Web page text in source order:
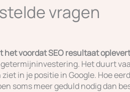
vragen
het voordat SEO resultaat
Het duurt
in je positie in Google. Hoe
soms meer geduld nodig dan